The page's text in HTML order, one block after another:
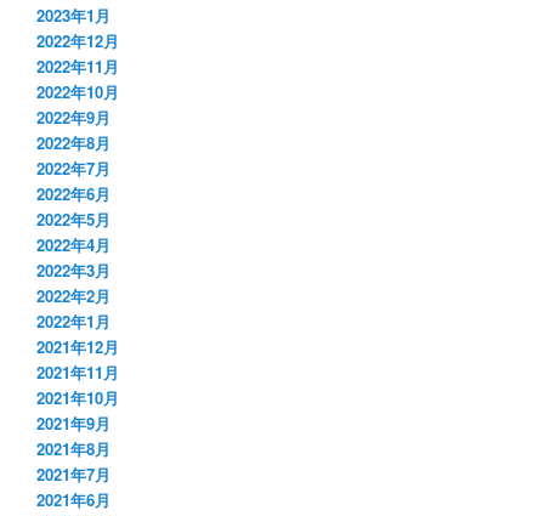
2023年1月
2022年12月
2022年11月
2022年10月
2022年9月
2022年8月
2022年7月
2022年6月
2022年5月
2022年4月
2022年3月
2022年2月
2022年1月
2021年12月
2021年11月
2021年10月
2021年9月
2021年8月
2021年7月
2021年6月